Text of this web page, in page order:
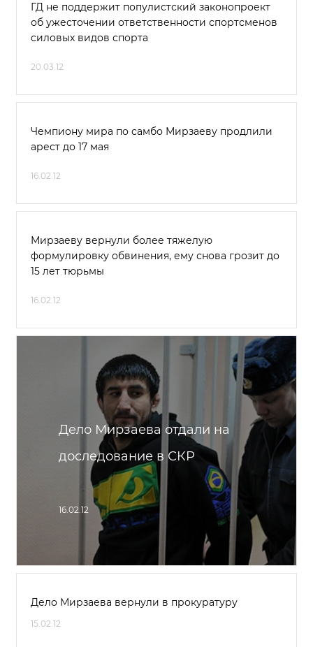
ГД не поддержит популистский законопроект
об ужесточении ответственности спортсменов
силовых видов спорта
20.03.12
Чемпиону мира по самбо Мирзаеву продлили
арест до 17 мая
16.02.12
Мирзаеву вернули более тяжелую
формулировку обвинения, ему снова грозит до
15 лет тюрьмы
16.02.12
Дело Мирзаева отдали на
доследование в СКР
16.02.12
Дело Мирзаева вернули в прокуратуру
15.02.12